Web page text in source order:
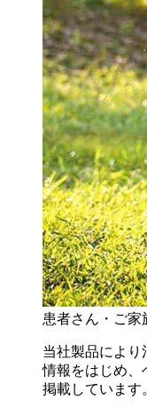
患者さん・ご家
当社製品により
情報をはじめ、
掲載しています